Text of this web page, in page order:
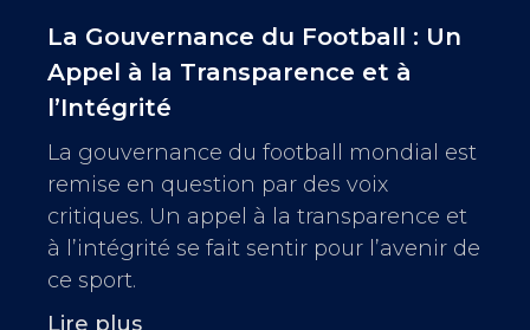
La Gouvernance du Football : Un
Appel à la Transparence et à
l’Intégrité
La gouvernance du football mondial est
remise en question par des voix
critiques. Un appel à la transparence et
à l’intégrité se fait sentir pour l’avenir de
ce sport.
Lire plus